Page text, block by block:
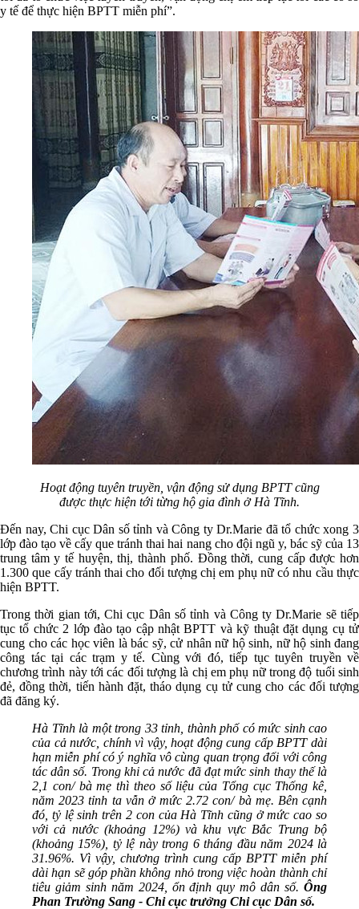
y tế để thực hiện BPTT miễn phí”.
Hoạt động tuyên truyền, vận động sử dụng BPTT cũng
được thực hiện tới từng hộ gia đình ở Hà Tĩnh.
Đến nay, Chi cục Dân số tỉnh và Công ty Dr.Marie đã tổ chức xong 3
lớp đào tạo về cấy que tránh thai hai nang cho đội ngũ y, bác sỹ của 13
trung tâm y tế huyện, thị, thành phố. Đồng thời, cung cấp được hơn
1.300 que cấy tránh thai cho đối tượng chị em phụ nữ có nhu cầu thực
hiện BPTT.
Trong thời gian tới, Chi cục Dân số tỉnh và Công ty Dr.Marie sẽ tiếp
tục tổ chức 2 lớp đào tạo cập nhật BPTT và kỹ thuật đặt dụng cụ tử
cung cho các học viên là bác sỹ, cử nhân nữ hộ sinh, nữ hộ sinh đang
công tác tại các trạm y tế. Cùng với đó, tiếp tục tuyên truyền về
chương trình này tới các đối tượng là chị em phụ nữ trong độ tuổi sinh
đẻ, đồng thời, tiến hành đặt, tháo dụng cụ tử cung cho các đối tượng
đã đăng ký.
Hà Tĩnh là một trong 33 tỉnh, thành phố có mức sinh cao
của cả nước, chính vì vậy, hoạt động cung cấp BPTT dài
hạn miễn phí có ý nghĩa vô cùng quan trọng đối với công
tác dân số. Trong khi cả nước đã đạt mức sinh thay thế là
2,1 con/ bà mẹ thì theo số liệu của Tổng cục Thống kê,
năm 2023 tỉnh ta vẫn ở mức 2.72 con/ bà mẹ. Bên cạnh
đó, tỷ lệ sinh trên 2 con của Hà Tĩnh cũng ở mức cao so
với cả nước (khoảng 12%) và khu vực Bắc Trung bộ
(khoảng 15%), tỷ lệ này trong 6 tháng đầu năm 2024 là
31.96%. Vì vậy, chương trình cung cấp BPTT miễn phí
dài hạn sẽ góp phần không nhỏ trong việc hoàn thành chỉ
tiêu giảm sinh năm 2024, ổn định quy mô dân số. Ông
Phan Trường Sang - Chi cục trưởng Chi cục Dân số.